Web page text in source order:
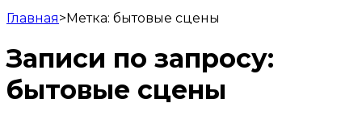
Главная>Метка: бытовые сцены
Записи по запросу:
бытовые сцены